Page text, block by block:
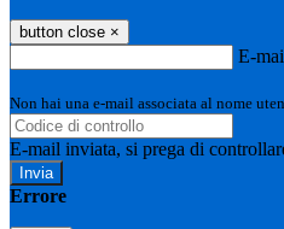
button close ×
E-
Non hai una e-mail associata al nome
E-mail inviata, si prega di
Errore